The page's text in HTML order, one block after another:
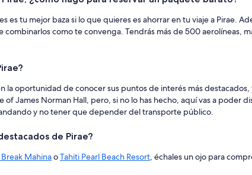
es tu mejor baza si lo que quieres es ahorrar en tu viaje a Pirae.
combinarlos como te convenga. Tendrás más de 500 aerolíneas,
la oportunidad de conocer sus puntos de interés más
of James Norman Hall, pero, si no lo has hecho, aquí vas a
y no tener que depender del transporte público.
de Pirae?
MahinaoTahiti Pearl Beach Resort, échales un ojo para